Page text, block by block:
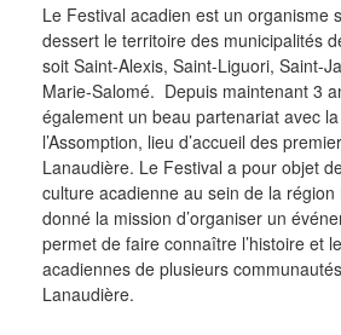
Le Festival acadien est un organisme
dessert le territoire des municipalités
soit Saint-Alexis, Saint-Liguori, Saint-
Marie-Salomé. Depuis maintenant 3
également un beau partenariat avec
l’Assomption, lieu d’accueil des
Lanaudière. Le Festival a pour objet
culture acadienne au sein de la région
donné la mission d’organiser un
permet de faire connaître l’histoire et
acadiennes de plusieurs
Lanaudière.